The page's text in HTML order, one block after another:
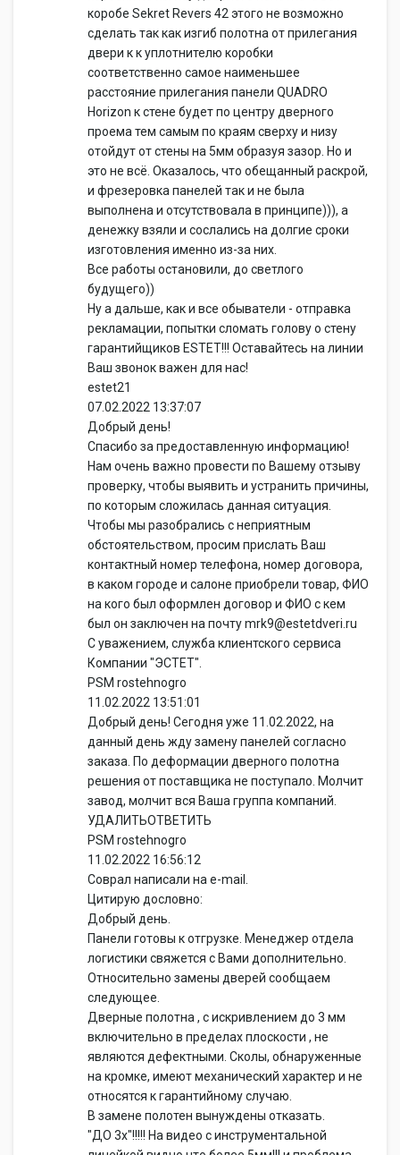
коробе Sekret Revers 42 этого не возможно
сделать так как изгиб полотна от прилегания
двери к к уплотнителю коробки
соответственно самое наименьшее
расстояние прилегания панели QUADRO
Horizon к стене будет по центру дверного
проема тем самым по краям сверху и низу
отойдут от стены на 5мм образуя зазор. Но и
это не всё. Оказалось, что обещанный раскрой,
и фрезеровка панелей так и не была
выполнена и отсутствовала в принципе))), а
денежку взяли и сослались на долгие сроки
изготовления именно из-за них.
Все работы остановили, до светлого
будущего))
Ну а дальше, как и все обыватели - отправка
рекламации, попытки сломать голову о стену
гарантийщиков ESTET!!! Оставайтесь на линии
Ваш звонок важен для нас!
estet21
07.02.2022 13:37:07
Добрый день!
Спасибо за предоставленную информацию!
Нам очень важно провести по Вашему отзыву
проверку, чтобы выявить и устранить причины,
по которым сложилась данная ситуация.
Чтобы мы разобрались с неприятным
обстоятельством, просим прислать Ваш
контактный номер телефона, номер договора,
в каком городе и салоне приобрели товар, ФИО
на кого был оформлен договор и ФИО с кем
был он заключен на почту mrk9@estetdveri.ru
С уважением, служба клиентского сервиса
Компании "ЭСТЕТ".
PSM rostehnogro
11.02.2022 13:51:01
Добрый день! Сегодня уже 11.02.2022, на
данный день жду замену панелей согласно
заказа. По деформации дверного полотна
решения от поставщика не поступало. Молчит
завод, молчит вся Ваша группа компаний.
УДАЛИТЬОТВЕТИТЬ
PSM rostehnogro
11.02.2022 16:56:12
Соврал написали на e-mail.
Цитирую дословно:
Добрый день.
Панели готовы к отгрузке. Менеджер отдела
логистики свяжется с Вами дополнительно.
Относительно замены дверей сообщаем
следующее.
Дверные полотна , с искривлением до 3 мм
включительно в пределах плоскости , не
являются дефектными. Сколы, обнаруженные
на кромке, имеют механический характер и не
относятся к гарантийному случаю.
В замене полотен вынуждены отказать.
"ДО 3х"!!!!! На видео с инструментальной